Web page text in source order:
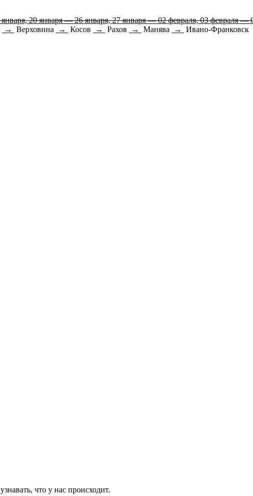
20 января — 26 января, 27 января — 02 февраля, 03 февраля
→ Верховина → Косов → Рахов → Манява →
Ивано-Франковск
что у нас происходит.